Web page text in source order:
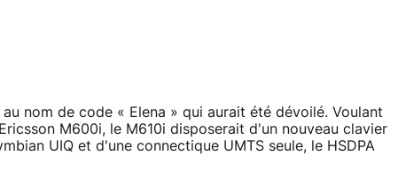
nom de code « Elena » qui aurait été dévoilé. Voulant
M600i, le M610i disposerait d'un nouveau clavier
UIQ et d'une connectique UMTS seule, le HSDPA